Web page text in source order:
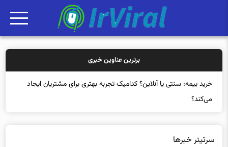
برترین عناوین خبری
خرید بیمه: سنتی یا آنلاین؟ کدامیک تجربه بهتری برای مشتریان ایجاد
می‌کند؟
سرتیتر خبرها